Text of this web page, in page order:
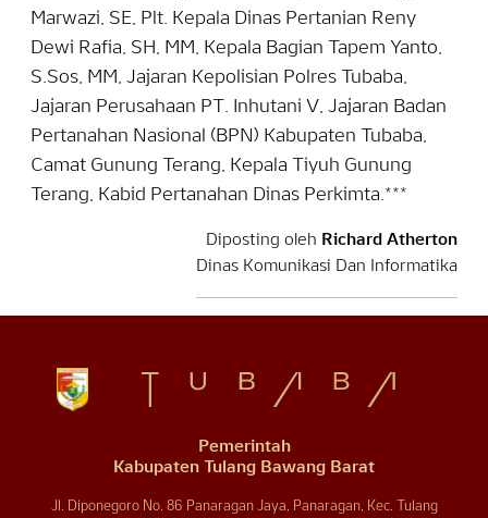
Marwazi, SE, Plt. Kepala Dinas Pertanian Reny
Dewi Rafia, SH, MM, Kepala Bagian Tapem Yanto,
S.Sos, MM, Jajaran Kepolisian Polres Tubaba,
Jajaran Perusahaan PT. Inhutani V, Jajaran Badan
Pertanahan Nasional (BPN) Kabupaten Tubaba,
Camat Gunung Terang, Kepala Tiyuh Gunung
Terang, Kabid Pertanahan Dinas Perkimta.***
Diposting oleh Richard Atherton
Dinas Komunikasi Dan Informatika
Pemerintah
Kabupaten Tulang Bawang Barat
Jl. Diponegoro No. 86 Panaragan Jaya, Panaragan, Kec. Tulang